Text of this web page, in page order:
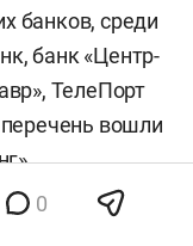
банков, среди
банк «Центр-
ТелеПорт
вошли
и
0